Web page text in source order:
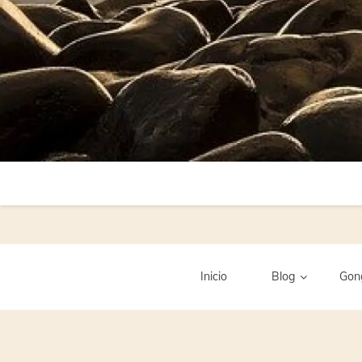
Inicio Blog